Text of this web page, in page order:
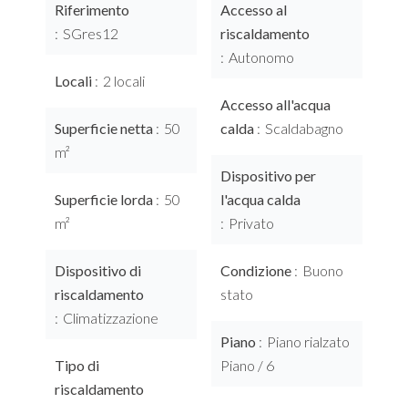
Riferimento
SGres12
Locali 2 locali
Superficie netta
50
m²
Superficie lorda
50
m²
Dispositivo di
riscaldamento
Climatizzazione
Tipo di
riscaldamento
Accesso al
riscaldamento
Autonomo
Accesso all'acqua
calda
Scaldabagno
Dispositivo per
l'acqua calda
Privato
Condizione
Buono
stato
Piano
Piano rialzato
Piano / 6